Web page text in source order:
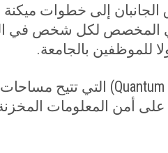
إلى خطوات ميكنة
المخصص لكل شخص في
للموظفين بالجامعة.
) التي تتيح مساحات
أمن المعلومات المخزنة